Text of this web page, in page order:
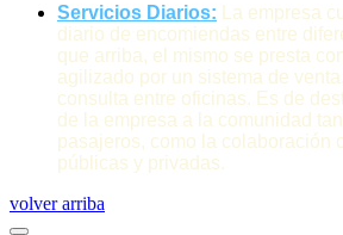
Servicios Diarios:
La empresa
diario de encomiendas entre
que arriba, el mismo se presta
agilizado por un sistema de
consulta entre oficinas. Es de
de la empresa a la comunidad
pasajeros, como la colaboración
públicas y privadas.
volver arriba